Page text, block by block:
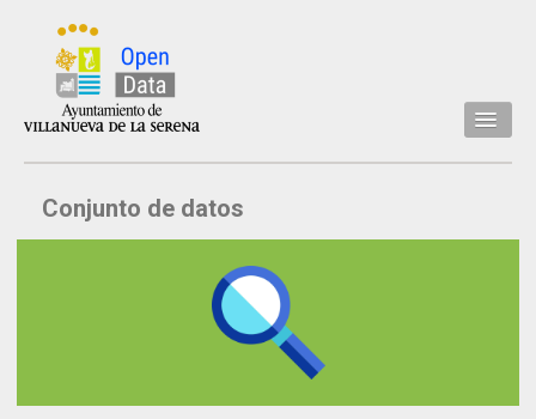
Inicio
Datos
Conjunto de datos